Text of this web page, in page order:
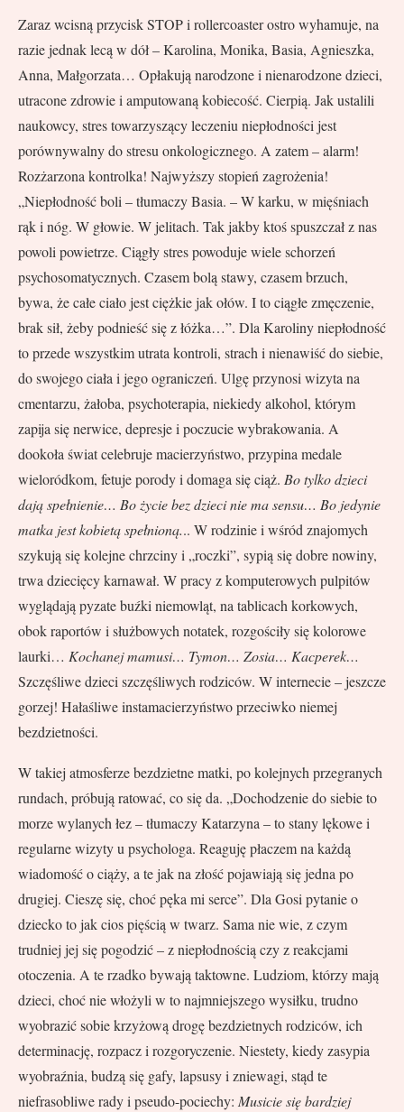
Zaraz wcisną przycisk STOP i rollercoaster ostro wyhamuje, na
razie jednak lecą w dół – Karolina, Monika, Basia, Agnieszka,
Anna, Małgorzata… Opłakują narodzone i nienarodzone dzieci,
utracone zdrowie i amputowaną kobiecość. Cierpią. Jak ustalili
naukowcy, stres towarzyszący leczeniu niepłodności jest
porównywalny do stresu onkologicznego. A zatem – alarm!
Rozżarzona kontrolka! Najwyższy stopień zagrożenia!
„Niepłodność boli – tłumaczy Basia. – W karku, w mięśniach
rąk i nóg. W głowie. W jelitach. Tak jakby ktoś spuszczał z nas
powoli powietrze. Ciągły stres powoduje wiele schorzeń
psychosomatycznych. Czasem bolą stawy, czasem brzuch,
bywa, że całe ciało jest ciężkie jak ołów. I to ciągłe zmęczenie,
brak sił, żeby podnieść się z łóżka…”. Dla Karoliny niepłodność
to przede wszystkim utrata kontroli, strach i nienawiść do siebie,
do swojego ciała i jego ograniczeń. Ulgę przynosi wizyta na
cmentarzu, żałoba, psychoterapia, niekiedy alkohol, którym
zapija się nerwice, depresje i poczucie wybrakowania. A
dookoła świat celebruje macierzyństwo, przypina medale
wieloródkom, fetuje porody i domaga się ciąż. Bo tylko dzieci
dają spełnienie… Bo życie bez dzieci nie ma sensu… Bo jedynie
matka jest kobietą spełnioną... W rodzinie i wśród znajomych
szykują się kolejne chrzciny i „roczki”, sypią się dobre nowiny,
trwa dziecięcy karnawał. W pracy z komputerowych pulpitów
wyglądają pyzate buźki niemowląt, na tablicach korkowych,
obok raportów i służbowych notatek, rozgościły się kolorowe
laurki… Kochanej mamusi… Tymon… Zosia… Kacperek…
Szczęśliwe dzieci szczęśliwych rodziców. W internecie – jeszcze
gorzej! Hałaśliwe instamacierzyństwo przeciwko niemej
bezdzietności.
W takiej atmosferze bezdzietne matki, po kolejnych przegranych
rundach, próbują ratować, co się da. „Dochodzenie do siebie to
morze wylanych łez – tłumaczy Katarzyna – to stany lękowe i
regularne wizyty u psychologa. Reaguję płaczem na każdą
wiadomość o ciąży, a te jak na złość pojawiają się jedna po
drugiej. Cieszę się, choć pęka mi serce”. Dla Gosi pytanie o
dziecko to jak cios pięścią w twarz. Sama nie wie, z czym
trudniej jej się pogodzić – z niepłodnością czy z reakcjami
otoczenia. A te rzadko bywają taktowne. Ludziom, którzy mają
dzieci, choć nie włożyli w to najmniejszego wysiłku, trudno
wyobrazić sobie krzyżową drogę bezdzietnych rodziców, ich
determinację, rozpacz i rozgoryczenie. Niestety, kiedy zasypia
wyobraźnia, budzą się gafy, lapsusy i zniewagi, stąd te
niefrasobliwe rady i pseudo-pociechy: Musicie się bardziej